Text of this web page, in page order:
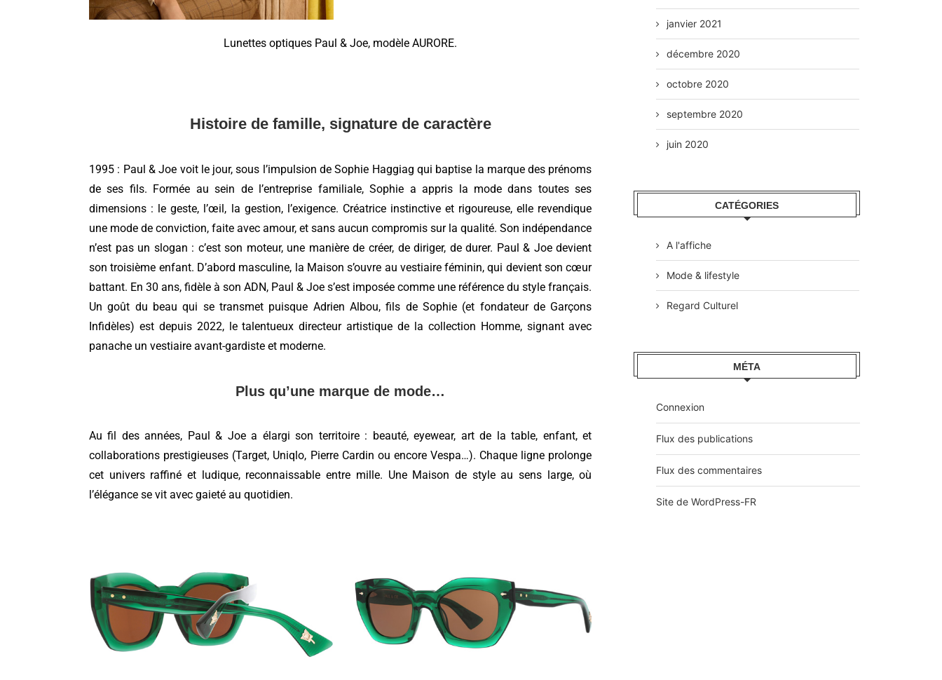
Lunettes optiques Paul & Joe, modèle AURORE.
Histoire de famille, signature de caractère
1995 : Paul & Joe voit le jour, sous l’impulsion de Sophie Haggiag qui baptise la marque des prénoms
de ses fils. Formée au sein de l’entreprise familiale, Sophie a appris la mode dans toutes ses
dimensions : le geste, l’œil, la gestion, l’exigence. Créatrice instinctive et rigoureuse, elle revendique
une mode de conviction, faite avec amour, et sans aucun compromis sur la qualité. Son indépendance
n’est pas un slogan : c’est son moteur, une manière de créer, de diriger, de durer. Paul & Joe devient
son troisième enfant. D’abord masculine, la Maison s’ouvre au vestiaire féminin, qui devient son cœur
battant. En 30 ans, fidèle à son ADN, Paul & Joe s’est imposée comme une référence du style français.
Un goût du beau qui se transmet puisque Adrien Albou, fils de Sophie (et fondateur de Garçons
Infidèles) est depuis 2022, le talentueux directeur artistique de la collection Homme, signant avec
panache un vestiaire avant-gardiste et moderne.
Plus qu’une marque de mode…
Au fil des années, Paul & Joe a élargi son territoire : beauté, eyewear, art de la table, enfant, et
collaborations prestigieuses (Target, Uniqlo, Pierre Cardin ou encore Vespa…). Chaque ligne prolonge
cet univers raffiné et ludique, reconnaissable entre mille. Une Maison de style au sens large, où
l’élégance se vit avec gaieté au quotidien.
janvier 2021
décembre 2020
octobre 2020
septembre 2020
juin 2020
CATÉGORIES
A l'affiche
Mode & lifestyle
Regard Culturel
MÉTA
Connexion
Flux des publications
Flux des commentaires
Site de WordPress-FR